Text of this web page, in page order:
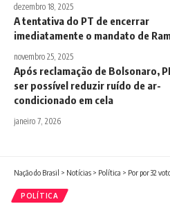
dezembro 18, 2025
A tentativa do PT de encerrar
imediatamente o mandato de
novembro 25, 2025
Após reclamação de Bolsonaro,
ser possível reduzir ruído de ar-
condicionado em cela
janeiro 7, 2026
Nação do Brasil > Notícias > Política > Por por 32 votos a
POLÍTICA